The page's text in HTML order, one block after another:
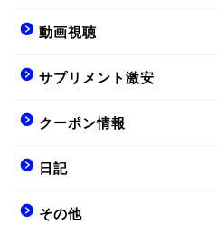
動画視聴
サプリメント激安
クーポン情報
日記
その他